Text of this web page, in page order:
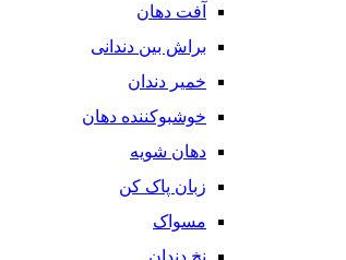
آفت دهان
براش بین دندانی
خمیر دندان
خوشبوکننده دهان
دهان شویه
زبان پاک کن
مسواک
نخ دندان